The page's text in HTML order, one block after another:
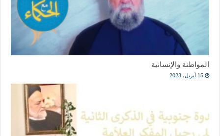
المواطنة والإنسانية
15 أبريل، 2023